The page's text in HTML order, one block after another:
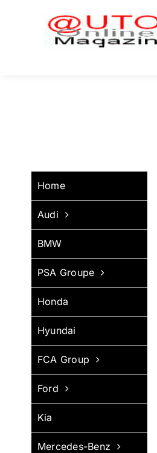
Home
Audi
BMW
PSA Groupe
Honda
Hyundai
FCA Group
Ford
Kia
Mercedes-Benz